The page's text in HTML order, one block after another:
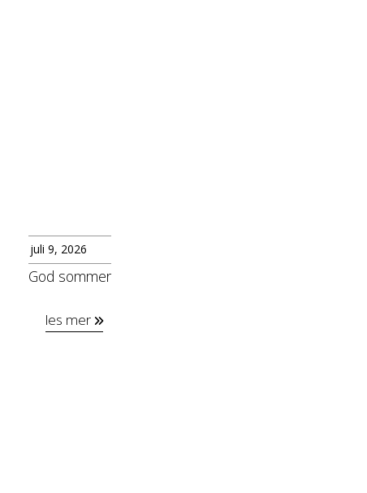
juli 9, 2026
God sommer
les mer